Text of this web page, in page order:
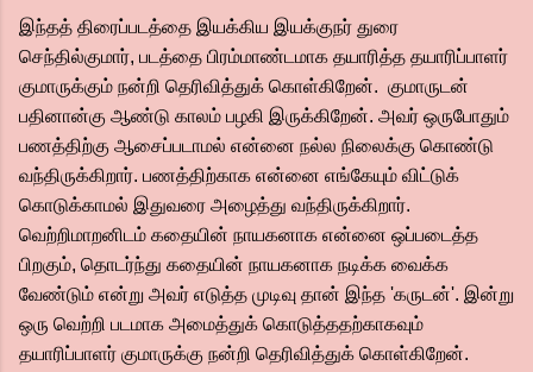
இந்தத் திரைப்படத்தை இயக்கிய இயக்குநர் துரை
செந்தில்குமார், படத்தை பிரம்மாண்டமாக தயாரித்த தயாரிப்பாளர்
குமாருக்கும் நன்றி தெரிவித்துக் கொள்கிறேன். குமாருடன்
பதினான்கு ஆண்டு காலம் பழகி இருக்கிறேன். அவர் ஒருபோதும்
பணத்திற்கு ஆசைப்படாமல் என்னை நல்ல நிலைக்கு கொண்டு
வந்திருக்கிறார். பணத்திற்காக என்னை எங்கேயும் விட்டுக்
கொடுக்காமல் இதுவரை அழைத்து வந்திருக்கிறார்.
வெற்றிமாறனிடம் கதையின் நாயகனாக என்னை ஒப்படைத்த
பிறகும், தொடர்ந்து கதையின் நாயகனாக நடிக்க வைக்க
வேண்டும் என்று அவர் எடுத்த முடிவு தான் இந்த 'கருடன்'. இன்று
ஒரு வெற்றி படமாக அமைத்துக் கொடுத்ததற்காகவும்
தயாரிப்பாளர் குமாருக்கு நன்றி தெரிவித்துக் கொள்கிறேன்.